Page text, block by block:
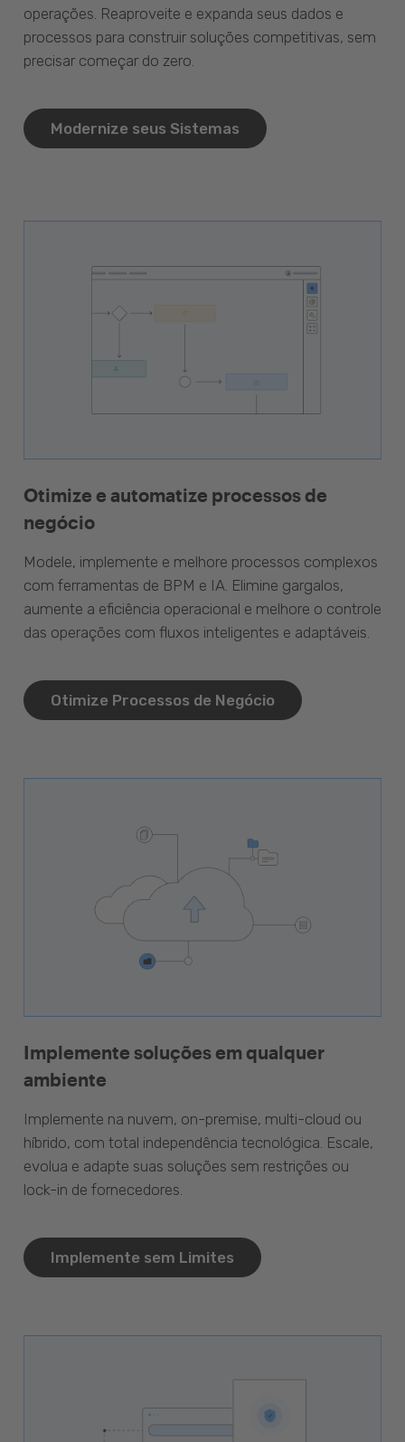
operações. Reaproveite e expanda seus dados e
processos para construir soluções competitivas, sem
precisar começar do zero.
Modernize seus Sistemas
Otimize e automatize processos de
negócio
Modele, implemente e melhore processos complexos
com ferramentas de BPM e IA. Elimine gargalos,
aumente a eficiência operacional e melhore o controle
das operações com fluxos inteligentes e adaptáveis.
Otimize Processos de Negócio
Implemente soluções em qualquer
ambiente
Implemente na nuvem, on-premise, multi-cloud ou
híbrido, com total independência tecnológica. Escale,
evolua e adapte suas soluções sem restrições ou
lock-in de fornecedores.
Implemente sem Limites